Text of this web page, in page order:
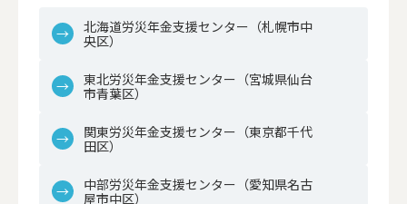
北海道労災年金支援センター（札幌市中
央区）
東北労災年金支援センター（宮城県仙台
市青葉区）
関東労災年金支援センター（東京都千代
田区）
中部労災年金支援センター（愛知県名古
屋市中区）